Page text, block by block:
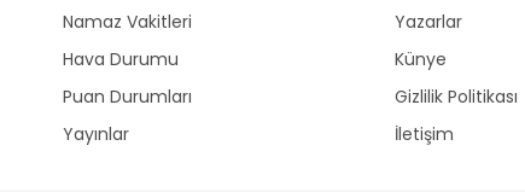
Namaz Vakitleri
Hava Durumu
Puan Durumları
Yayınlar
Yazarlar
Künye
Gizlilik Politikası
İletişim